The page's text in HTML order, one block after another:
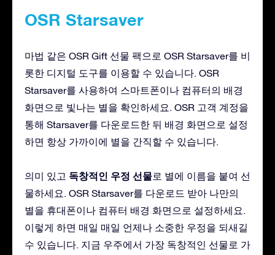
OSR Starsaver
마법 같은 OSR Gift 선물 팩으로 OSR Starsaver를 비
롯한 디지털 도구를 이용할 수 있습니다. OSR
Starsaver를 사용하여 스마트폰이나 컴퓨터의 배경
화면으로 빛나는 별을 확인하세요. OSR 고객 계정을
통해 Starsaver를 다운로드한 뒤 배경 화면으로 설정
하면 항상 가까이에 별을 간직할 수 있습니다.
의미 있고 독창적인 우정 선물로 별에 이름을 붙여 선
물하세요. OSR Starsaver를 다운로드 받아 나만의
별을 휴대폰이나 컴퓨터 배경 화면으로 설정하세요.
이렇게 하면 매일 매일 언제나 소중한 우정을 되새길
수 있습니다. 지금 우주에서 가장 독창적인 선물로 가